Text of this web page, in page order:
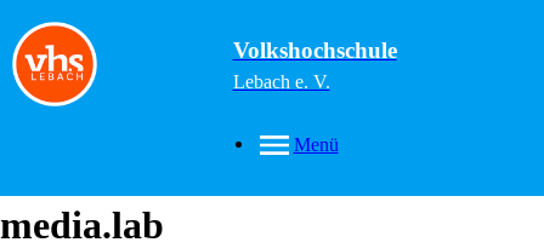
Volkshochschule
Lebach e. V.
Menü
media.lab